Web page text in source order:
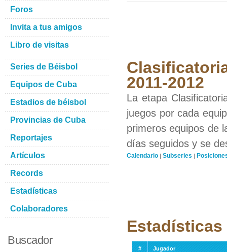
2011-2012
La etapa
juegos por cada
primeros equipos de
días seguidos y se
Calendario | Subseries |
Estadísticas
#
Jugador
Foros
Invita a tus amigos
Libro de visitas
Series de Béisbol
Equipos de Cuba
Estadios de béisbol
Provincias de Cuba
Reportajes
Artículos
Records
Estadísticas
Colaboradores
Buscador